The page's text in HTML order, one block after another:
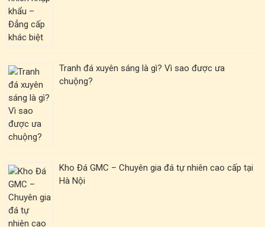
Tranh đá xuyên sáng là gì? Vì sao được ưa
chuộng?
Kho Đá GMC – Chuyên gia đá tự nhiên cao cấp tại
Hà Nội